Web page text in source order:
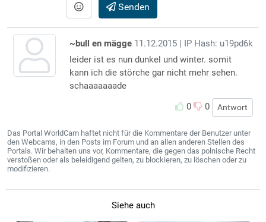
Senden
11.12.2015 | IP Hash: u19pd6k
~bull en mägge
leider ist es nun dunkel und winter. somit
kann ich die störche gar nicht mehr sehen.
schaaaaaaade
0
0 Antwort
Das Portal WorldCam haftet nicht für die Kommentare der Benutzer unter
den Webcams, in den Posts im Forum und an allen anderen Stellen des
Portals. Wir behalten uns vor, Kommentare, die gegen das polnische Recht
verstoßen oder als beleidigend gelten, zu blockieren, zu löschen oder zu
modifizieren.
Siehe auch